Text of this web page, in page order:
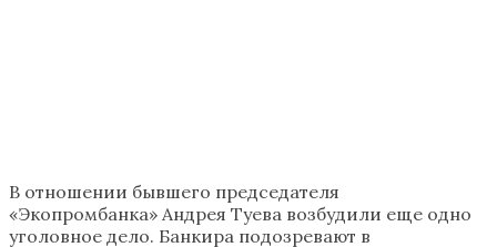
В отношении бывшего председателя
«Экопромбанка» Андрея Туева возбудили еще одно
уголовное дело. Банкира подозревают в